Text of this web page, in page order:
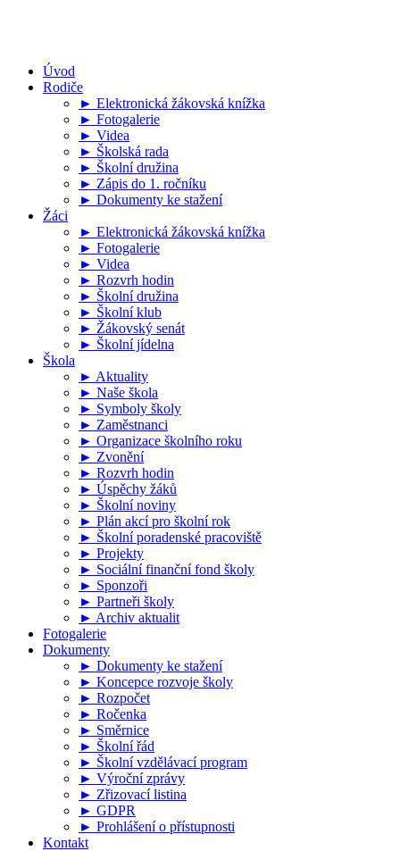
Úvod
Rodiče
► Elektronická žákovská knížka
► Fotogalerie
► Videa
► Školská rada
► Školní družina
► Zápis do 1. ročníku
► Dokumenty ke stažení
Žáci
► Elektronická žákovská knížka
► Fotogalerie
► Videa
► Rozvrh hodin
► Školní družina
► Školní klub
► Žákovský senát
► Školní jídelna
Škola
► Aktuality
► Naše škola
► Symboly školy
► Zaměstnanci
► Organizace školního roku
► Zvonění
► Rozvrh hodin
► Úspěchy žáků
► Školní noviny
► Plán akcí pro školní rok
► Školní poradenské pracoviště
► Projekty
► Sociální finanční fond školy
► Sponzoři
► Partneři školy
► Archiv aktualit
Fotogalerie
Dokumenty
► Dokumenty ke stažení
► Koncepce rozvoje školy
► Rozpočet
► Ročenka
► Směrnice
► Školní řád
► Školní vzdělávací program
► Výroční zprávy
► Zřizovací listina
► GDPR
► Prohlášení o přístupnosti
Kontakt